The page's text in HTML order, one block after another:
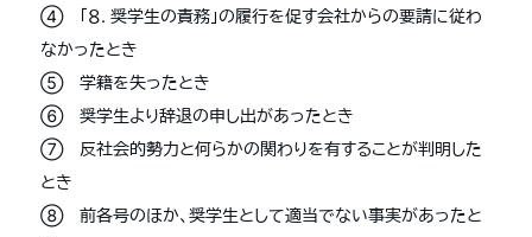
④ 「８. 奨学生の責務」の履行を促す会社からの要請に従わ
なかったとき
⑤ 学籍を失ったとき
⑥ 奨学生より辞退の申し出があったとき
⑦ 反社会的勢力と何らかの関わりを有することが判明した
とき
⑧ 前各号のほか、奨学生として適当でない事実があったと